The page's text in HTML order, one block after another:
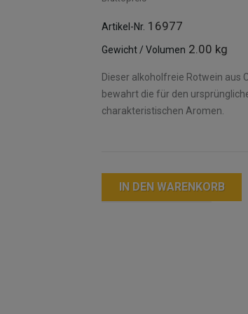
Artikel-Nr. 16977
Gewicht / Volumen 2.00 kg
Dieser alkoholfreie Rotwein aus
bewahrt die für den
charakteristischen Aromen.
IN DEN WARENKORB